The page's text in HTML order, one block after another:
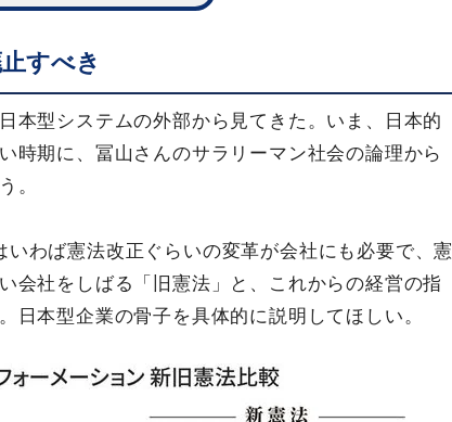
すべき
本型システムの外部から見てきた。いま、日本的
時期に、冨山さんのサラリーマン社会の論理から
。
わば憲法改正ぐらいの変革が会社にも必要で、憲
会社をしばる「旧憲法」と、これからの経営の指
日本型企業の骨子を具体的に説明してほしい。